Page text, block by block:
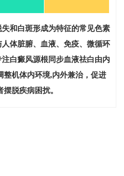
和白斑形成为特征的常见色素
体脏腑、血液、免疫、微循环
白癜风源根同步血液祛白由内
整机体内环境,内外兼治，促进
脱疾病困扰。